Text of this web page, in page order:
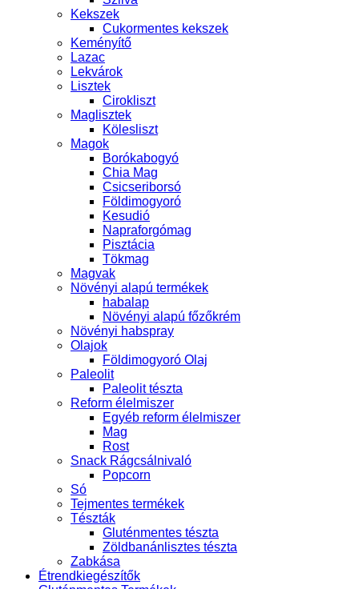
Kekszek
Cukormentes kekszek
Keményítő
Lazac
Lekvárok
Lisztek
Cirokliszt
Maglisztek
Kölesliszt
Magok
Borókabogyó
Chia Mag
Csicseriborsó
Földimogyoró
Kesudió
Napraforgómag
Pisztácia
Tökmag
Magvak
Növényi alapú termékek
habalap
Növényi alapú főzőkrém
Növényi habspray
Olajok
Földimogyoró Olaj
Paleolit
Paleolit tészta
Reform élelmiszer
Egyéb reform élelmiszer
Mag
Rost
Snack Rágcsálnivaló
Popcorn
Só
Tejmentes termékek
Tészták
Gluténmentes tészta
Zöldbanánlisztes tészta
Zabkása
Étrendkiegészítők